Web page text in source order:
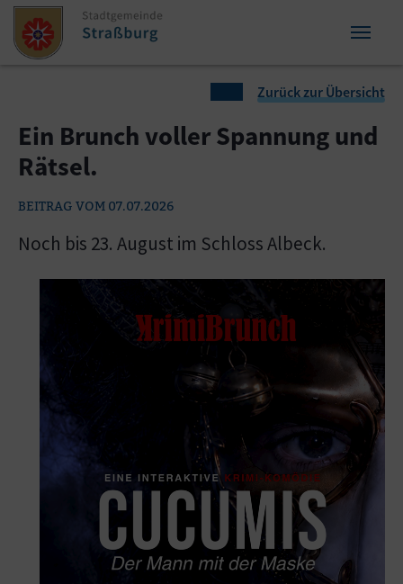
Zum Inhalt springen
Zum Seitenende springen
Zurück zur Übersicht
Ein Brunch voller Spannung und
Rätsel.
BEITRAG VOM 07.07.2026
Noch bis 23. August im Schloss Albeck.